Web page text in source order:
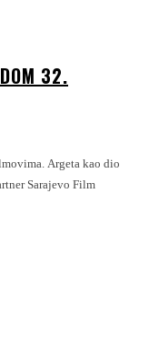
32.
kao dio
Sarajevo Film